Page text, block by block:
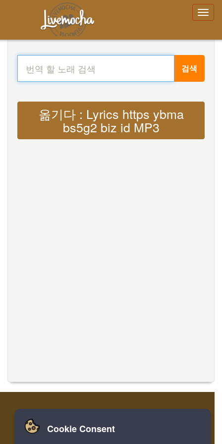
검색
옮기다 : Lyrics https ybma
bs5g2 biz id MP3
집 로그인 레지스터
Cookie Consent